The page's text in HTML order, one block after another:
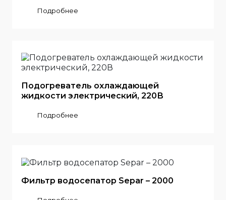
Подробнее
Подогреватель охлаждающей
жидкости электрический, 220В
Подробнее
Фильтр водосепатор Separ – 2000